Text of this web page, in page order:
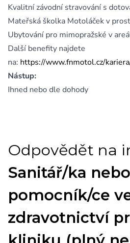
Kvalitní závodní stravování s
Mateřská školka Motoláček v
Ubytování pro mimopražské v
Další benefity najdete
na: https://www.fnmotol.cz/
Nástup:
Ihned nebo dle dohody